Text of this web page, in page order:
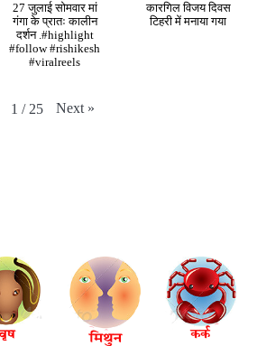
27 जुलाई सोमवार मां
गंगा के प्रातः कालीन
दर्शन .#highlight
#follow #rishikesh
#viralreels
कारगिल विजय दिवस
टिहरी में मनाया गया
1 / 25 Next »